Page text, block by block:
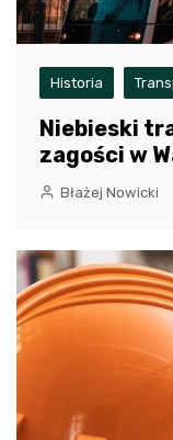
Historia
Niebieski
zagości w
Błażej Nowicki